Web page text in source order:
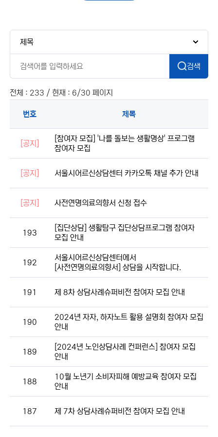
검색
전체 : 233 / 현재 : 6/30 페이지
번호 제목
[공지]
[참여자 모집] '나를 돌보는 생활명상' 프로그램
참여자 모집
[공지] 서울시어르신상담센터 카카오톡 채널 추가 안내
[공지] 사전연명의료의향서 신청 접수
193
[집단상담] 생활탐구 집단상담프로그램 참여자
모집 안내
192
서울시어르신상담센터에서
[사전연명의료의향서] 상담을 시작합니다.
191 제 8차 상담사례슈퍼비전 참여자 모집 안내
190
2024년 자자, 하자노트 활용 설명회 참여자 모집
안내
189
[2024년 노인상담사례 컨퍼런스] 참여자 모집
안내
188
10월 노년기 소비자피해 예방교육 참여자 모집
안내
187 제 7차 상담사례슈퍼비전 참여자 모집 안내